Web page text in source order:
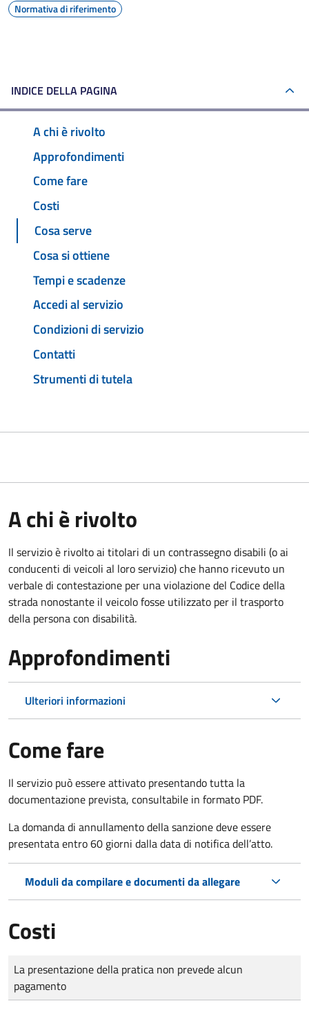
Normativa di riferimento
INDICE DELLA PAGINA
A chi è rivolto
Approfondimenti
Come fare
Costi
Cosa serve
Cosa si ottiene
Tempi e scadenze
Accedi al servizio
Condizioni di servizio
Contatti
Strumenti di tutela
A chi è rivolto
Il servizio è rivolto ai titolari di un contrassegno disabili (o ai
conducenti di veicoli al loro servizio) che hanno ricevuto un
verbale di contestazione per una violazione del Codice della
strada nonostante il veicolo fosse utilizzato per il trasporto
della persona con disabilità.
Approfondimenti
Ulteriori informazioni
Come fare
Il servizio può essere attivato presentando tutta la
documentazione prevista, consultabile in formato PDF.
La domanda di annullamento della sanzione deve essere
presentata entro 60 giorni dalla data di notifica dell’atto.
Moduli da compilare e documenti da allegare
Costi
Tipo di pagamento
Importo
La presentazione della pratica non prevede alcun
pagamento